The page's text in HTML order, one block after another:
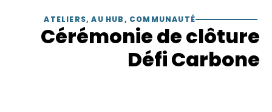
ATELIERS,AU HUB, COMMUNAUTÉ
Cérémonie de clôture
Défi Carbone